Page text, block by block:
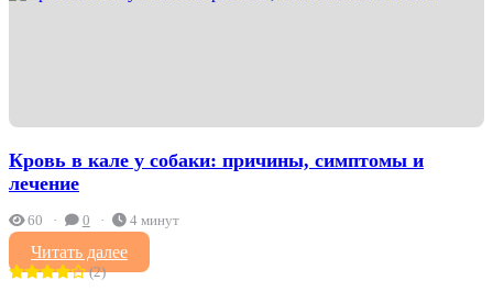
Кровь в кале у собаки: причины, симптомы и
лечение
60 0 4 минут
Читать далее
(2)